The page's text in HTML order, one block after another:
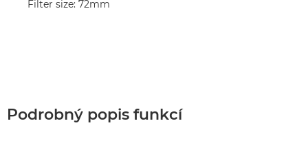
Filter size: 72mm
Podrobný popis funkcí